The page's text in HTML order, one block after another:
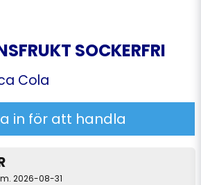
SOCKERFRI
Cola
in för att handla
2026-08-31